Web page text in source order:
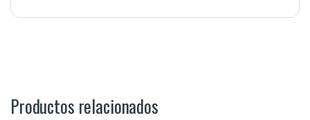
Productos relacionados